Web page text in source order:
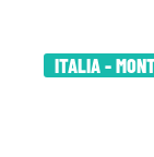
ITALIA -